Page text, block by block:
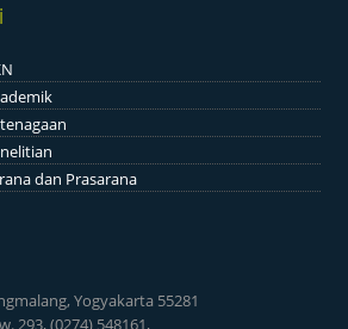
dan Prasarana
Yogyakarta 55281
293, (0274) 548161,